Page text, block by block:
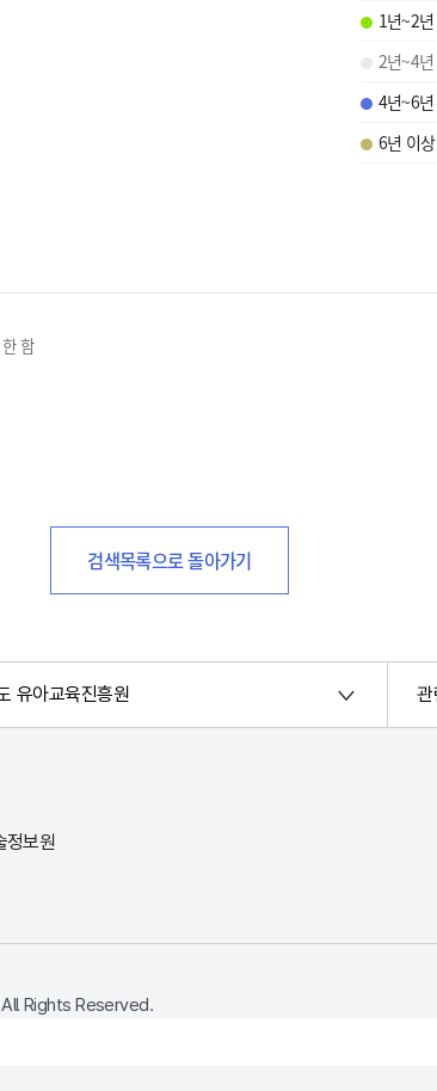
1년~2
2년~4
4년~6
6년 이상
함
검색목록으로 돌아가기
유아교육진흥원
정보원
Rights Reserved.